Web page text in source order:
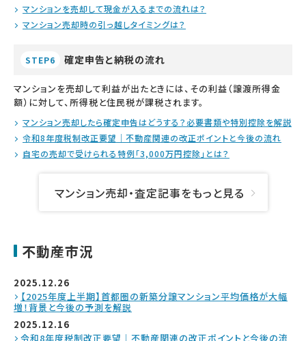
マンションを売却して現金が入るまでの流れは？
マンション売却時の引っ越しタイミングは？
STEP6 確定申告と納税の流れ
マンションを売却して利益が出たときには、その利益（譲渡所得金
額）に対して、所得税と住民税が課税されます。
マンション売却したら確定申告はどうする？必要書類や特別控除を解説
令和8年度税制改正要望｜不動産関連の改正ポイントと今後の流れ
自宅の売却で受けられる特例「3,000万円控除」とは？
マンション売却・査定記事をもっと見る
不動産市況
2025.12.26
【2025年度上半期】首都圏の新築分譲マンション平均価格が大幅
増！背景と今後の予測を解説
2025.12.16
令和8年度税制改正要望｜不動産関連の改正ポイントと今後の流